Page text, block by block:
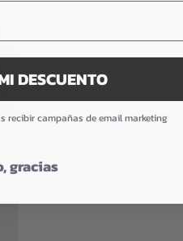
DESCUENTO
recibir campañas de email marketing
gracias